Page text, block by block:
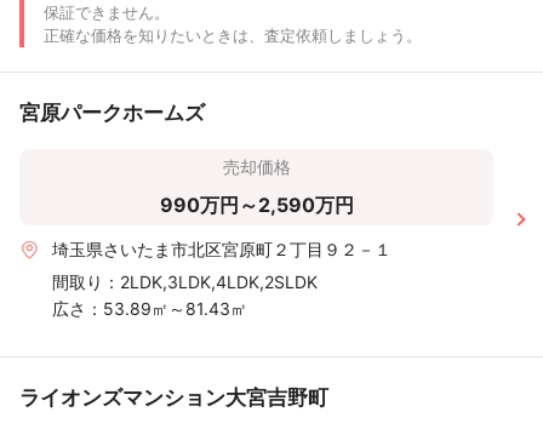
保証できません。
正確な価格を知りたいときは、査定依頼しましょう。
宮原パークホームズ
売却価格
990万円～2,590万円
埼玉県さいたま市北区宮原町２丁目９２－１
間取り： 2LDK,3LDK,4LDK,2SLDK
広さ： 53.89㎡～81.43㎡
ライオンズマンション大宮吉野町